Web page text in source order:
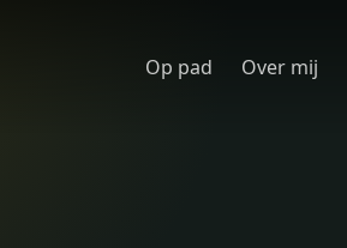
Op pad Over mij